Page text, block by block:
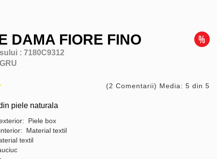
DAMA FIORE FINO
: 7180C9312
(2 Comentarii) Media: 5 din 5
piele naturala
Piele box
Material textil
textil